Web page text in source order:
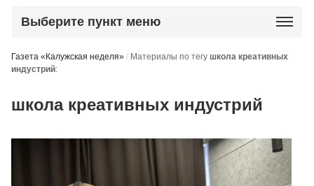
Выберите пункт меню
Газета «Калужская неделя» / Материалы по тегушкола креативных
индустрий:
школа креативных индустрий